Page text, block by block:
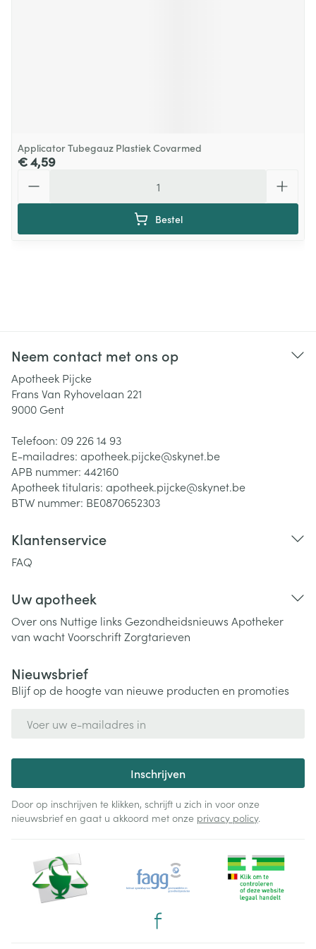
Applicator Tubegauz Plastiek Covarmed
€ 4,59
Bestel
Neem contact met ons op
Apotheek Pijcke
Frans Van Ryhovelaan 221
9000 Gent
Telefoon: 09 226 14 93
E-mailadres: apotheek.pijcke@skynet.be
APB nummer: 442160
Apotheek titularis: apotheek.pijcke@skynet.be
BTW nummer: BE0870652303
Klantenservice
FAQ
Uw apotheek
Over ons Nuttige links Gezondheidsnieuws Apotheker
van wachtVoorschriftZorgtarieven
Nieuwsbrief
Blijf op de hoogte van nieuwe producten en promoties
Inschrijven
Door op inschrijven te klikken, schrijft u zich in voor onze
nieuwsbrief en gaat u akkoord met onze privacy policy.